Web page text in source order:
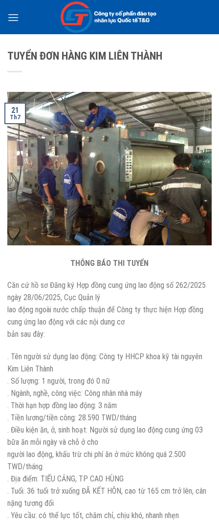
TUYỂN ĐƠN HÀNG KIM LIÊN THÀNH
21
Th7
THÔNG BÁO THI TUYỂN
Căn cứ hồ sơ Đăng ký Hợp đồng cung ứng lao động số 262/2025
ngày 28/06/2025, Cục Quản lý
lao động ngoài nước chấp thuận để Công ty thực hiện Hợp đồng
cung ứng lao động với các nội dung cơ
bản sau đây:
. Tên người sử dụng lao động: Công ty HHCP khoa kỹ tài nguyên
Kim Liên Thành
. Số lượng: 1 người, trong đó 0 nữ
. Ngành, nghề, công việc: Công nhân nhà máy
. Thời hạn hợp đồng lao động: 3 năm
. Tiền lương/tiền công: 28.590 TWD/tháng
. Điều kiện ăn, ở, sinh hoạt: Người sử dụng lao động cung ứng 03
bữa ăn mỗi ngày và chỗ ở cho
người lao động, khấu trừ chi phí ăn ở mức không quá 2.500
TWD/tháng
. Địa điểm: TIỂU CẢNG, TP CAO HÙNG
. Tuổi: 36 tuổi trở xuống ĐÃ KẾT HÔN, cao từ 165 cm trở lên, cân
nặng tương đối
. Yêu cầu: có thể lực tốt, chăm chỉ, chịu khó, nhanh nhẹn